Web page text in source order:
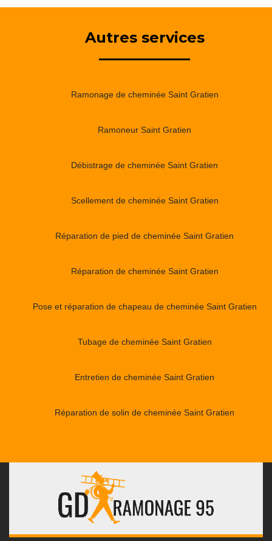
Autres services
Ramonage de cheminée Saint Gratien
Ramoneur Saint Gratien
Débistrage de cheminée Saint Gratien
Scellement de cheminée Saint Gratien
Réparation de pied de cheminée Saint Gratien
Réparation de cheminée Saint Gratien
Pose et réparation de chapeau de cheminée Saint Gratien
Tubage de cheminée Saint Gratien
Entretien de cheminée Saint Gratien
Réparation de solin de cheminée Saint Gratien